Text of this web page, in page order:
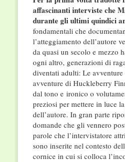
affascinanti interviste che
durante gli ultimi quindici
fondamentali che
l’atteggiamento dell’autore
da quasi un secolo e mezzo
ogni altro, generazioni di
diventati adulti: Le
avventure di Huckleberry
dal tono e ironico o
preziosi per mettere in luce
dell’autore. In gran parte
domande che gli vennero
parole che l’intervistatore
sono inserite nel contesto
cornice in cui si colloca